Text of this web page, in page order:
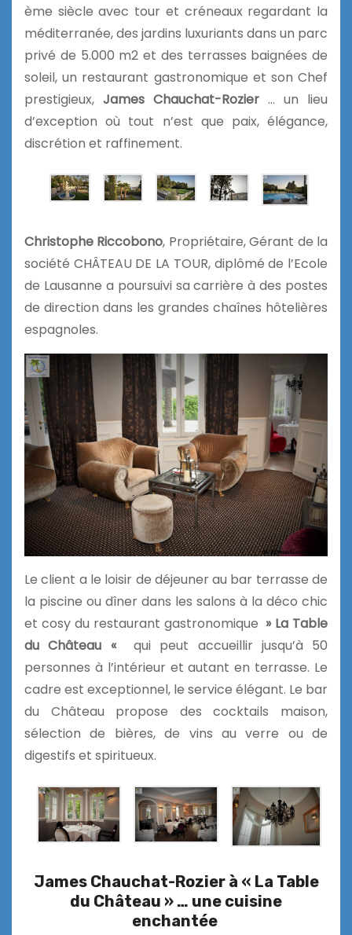
ème siècle avec tour et créneaux regardant la
méditerranée, des jardins luxuriants dans un parc
privé de 5.000 m2 et des terrasses baignées de
soleil, un restaurant gastronomique et son Chef
prestigieux, James Chauchat-Rozier … un lieu
d’exception où tout n’est que paix, élégance,
discrétion et raffinement.
Christophe Riccobono, Propriétaire, Gérant de la
société CHÂTEAU DE LA TOUR, diplômé de l’Ecole
de Lausanne a poursuivi sa carrière à des postes
de direction dans les grandes chaînes hôtelières
espagnoles.
Le client a le loisir de déjeuner au bar terrasse de
la piscine ou dîner dans les salons à la déco chic
et cosy du restaurant gastronomique » La Table
du Château «
qui peut accueillir jusqu’à 50
personnes à l’intérieur et autant en terrasse. Le
cadre est exceptionnel, le service élégant. Le bar
du Château propose des cocktails maison,
sélection de bières, de vins au verre ou de
digestifs et spiritueux.
James Chauchat-Rozier à « La Table
du Château » … une cuisine
enchantée